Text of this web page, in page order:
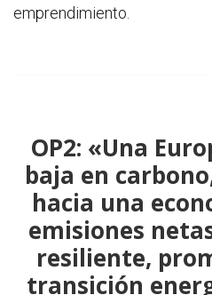
emprendimiento.
OP2: «Una
baja en
hacia una
emisiones
resiliente,
transición